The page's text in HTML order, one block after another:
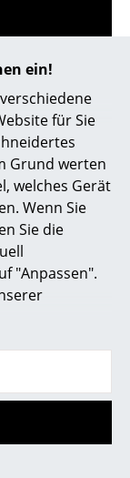
ein!
für Sie
Grund werten
welches Gerät
Wenn Sie
Sie die
"Anpassen".